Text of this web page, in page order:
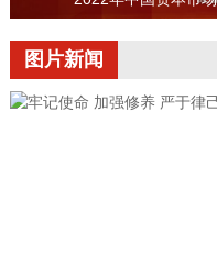
曝光。据证券时报·数据宝
数据，QFII持股二季度末
股，期末持股市值173.62
图片新闻